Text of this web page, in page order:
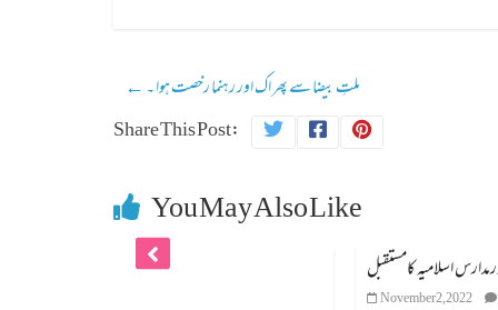
← ملتِ بیضا سے پھر اک اور رہنما رخصت ہوا ۔
Share This Post:
You May Also Like
موجودہ حکومت اورمدارس اسلامیہ کامستقبل